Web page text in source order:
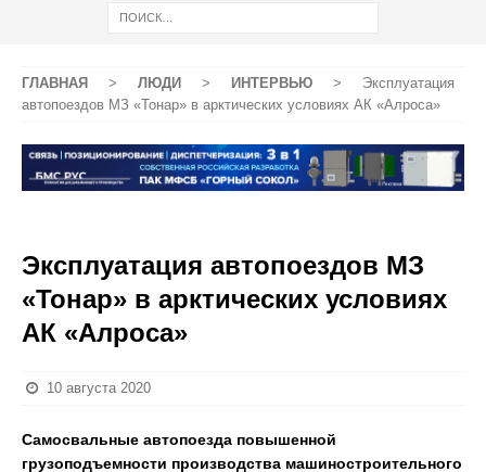
ГЛАВНАЯ > ЛЮДИ > ИНТЕРВЬЮ >
Эксплуатация
автопоездов МЗ «Тонар» в арктических условиях АК «Алроса»
Эксплуатация автопоездов МЗ
«Тонар» в арктических условиях
АК «Алроса»
10 августа 2020
Самосвальные автопоезда повышенной
грузоподъемности производства машиностроительного